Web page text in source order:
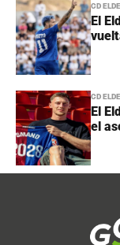
CD
El
CD
El
el